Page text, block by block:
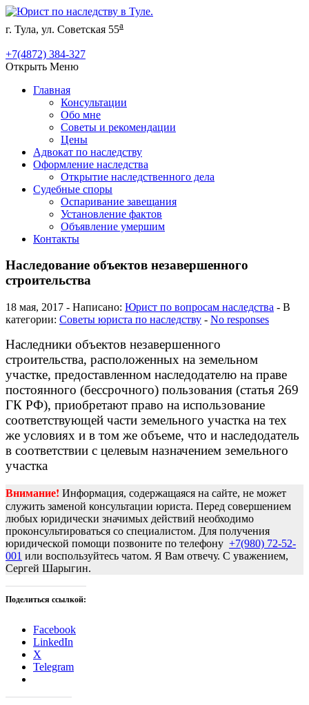
г. Тула, ул. Советская 55а
+7(4872) 384-327
Открыть Меню
Главная
Консультации
Обо мне
Советы и рекомендации
Цены
Адвокат по наследству
Оформление наследства
Открытие наследственного дела
Судебные споры
Оспаривание завещания
Установление фактов
Объявление умершим
Контакты
Наследование объектов незавершенного
строительства
18 мая, 2017 - Написано: Юрист по вопросам наследства - В
категории: Советы юриста по наследству - No responses
Наследники объектов незавершенного
строительства, расположенных на земельном
участке, предоставленном наследодателю на праве
постоянного (бессрочного) пользования (статья 269
ГК РФ), приобретают право на использование
соответствующей части земельного участка на тех
же условиях и в том же объеме, что и наследодатель
в соответствии с целевым назначением земельного
участка
Внимание! Информация, содержащаяся на сайте, не может
служить заменой консультации юриста. Перед совершением
любых юридически значимых действий необходимо
проконсультироваться со специалистом. Для получения
юридической помощи позвоните по телефону +7(980) 72-52-
001 или воспользуйтесь чатом. Я Вам отвечу. С уважением,
Сергей Шарыгин.
Поделиться ссылкой:
Facebook
LinkedIn
X
Telegram